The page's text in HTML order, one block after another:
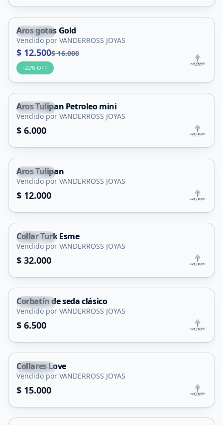
Capital
Aros gotas Gold
Vendido por VANDERROSS JOYAS
$ 12.500$ 16.000
-22% OFF
Capital
Aros Tulipan Petroleo mini
Vendido por VANDERROSS JOYAS
$ 6.000
Capital
Aros Tulipan
Vendido por VANDERROSS JOYAS
$ 12.000
Capital
Collar Turk Esme
Vendido por VANDERROSS JOYAS
$ 32.000
Capital
Corbatín de seda clásico
Vendido por VANDERROSS JOYAS
$ 6.500
Capital
Collares Love
Vendido por VANDERROSS JOYAS
$ 15.000